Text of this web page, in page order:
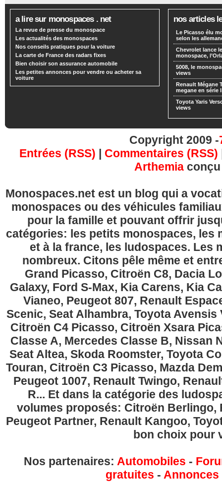
a lire sur monospaces . net
La revue de presse du monospace
Les actualités des monospaces
Nos conseils pratiques pour la voiture
La carte de France des radars fixes
Bien choisir son assurance automobile
Les petites annonces pour vendre ou acheter sa
voiture
nos articles
Le Picasso élu
selon les
Chevrolet lance
monospace,
5008, le
views
Renault Mégane
megane en série
Toyota Yaris
views
Copyright 2009 -
Entrées (RSS) | Commentaires (RSS)
Arthemia
Monospaces.net est un blog qui a
monospaces ou des véhicules
pour la famille et pouvant offrir
catégories: les petits monospaces, les
et à la france, les ludospaces. Les
nombreux. Citons pêle même et
Grand Picasso, Citroën C8, Dacia
Galaxy, Ford S-Max, Kia Carens, Kia
Vianeo, Peugeot 807, Renault
Scenic, Seat Alhambra, Toyota
Citroën C4 Picasso, Citroën Xsara
Classe A, Mercedes Classe B, Nissan
Seat Altea, Skoda Roomster, Toyota
Touran, Citroën C3 Picasso, Mazda
Peugeot 1007, Renault Twingo,
R... Et dans la catégorie des
volumes proposés: Citroën Berlingo,
Peugeot Partner, Renault Kangoo,
bon choix pour
Nos partenaires: Automobiles -
gratuites -